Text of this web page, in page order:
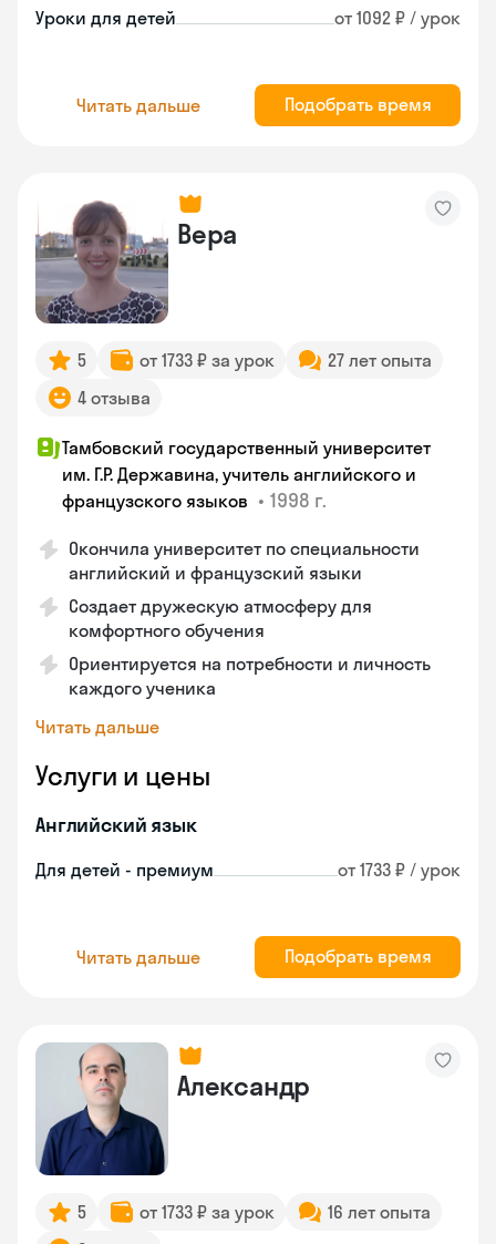
Уроки для детей от 1092 ₽ / урок
Читать дальше Подобрать время
Вера
5 от 1733 ₽ за урок
27 лет опыта
4 отзыва
Тамбовский государственный университет
им. Г.Р. Державина, учитель английского и
французского языков • 1998 г.
Окончила университет по специальности
английский и французский языки
Создает дружескую атмосферу для
комфортного обучения
Ориентируется на потребности и личность
каждого ученика
Читать дальше
Услуги и цены
Английский язык
Для детей - премиум от 1733 ₽ / урок
Читать дальше Подобрать время
Александр
5 от 1733 ₽ за урок
16 лет опыта